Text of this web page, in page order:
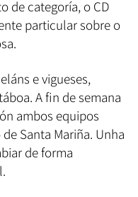
de categoría, o CD
particular sobre o
e vigueses,
A fin de semana
ambos equipos
Santa Mariña. Unha
de forma